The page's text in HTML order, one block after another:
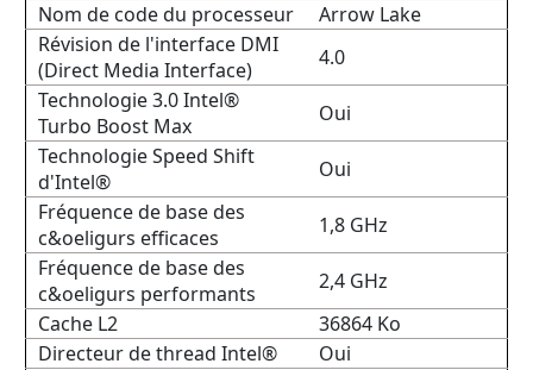
Nom de code du processeur
Arrow Lake
Révision de l'interface DMI
(Direct Media Interface)
4.0
Technologie 3.0 Intel®
Turbo Boost Max
Oui
Technologie Speed Shift
d'Intel®
Oui
Fréquence de base des
c&oeligurs efficaces
1,8 GHz
Fréquence de base des
c&oeligurs performants
2,4 GHz
Cache L2
36864 Ko
Directeur de thread Intel®
Oui